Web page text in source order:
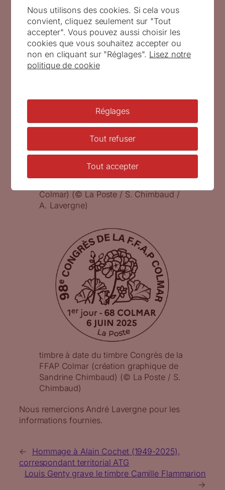
feuille de 10 timbres Congrès de la
FFAP Colmar, 2025 (création de
Sandrine Chimbaud, gravure d’André
Lavergne, impression taille-douce,
d’après photographies Place de la
Colmar) (© La Poste / S. Chimbaud /
A. Lavergne)
timbre à date du timbre Congrès de la
FFAP Colmar (création graphique de
Sandrine Chimbaud) (© La Poste / S.
Chimbaud)
Nous remercions André Lavergne pour les
informations fournies.
←
Hommage à Alain Cochet (1949-2025),
correspondant territorial ATG
Louis Genty grave le timbre Camille Flammarion
→
Nous utilisons des cookies. Si cela vous
convient, cliquez seulement sur "Tout
accepter". Vous pouvez aussi choisir les
cookies que vous souhaitez accepter ou
non en cliquant sur "Réglages". Lisez notre
politique de cookie
Réglages
Tout refuser
Tout accepter